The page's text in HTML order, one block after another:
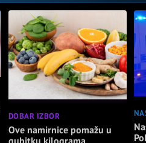
DOBAR IZBOR
Ove namirnice pomažu u